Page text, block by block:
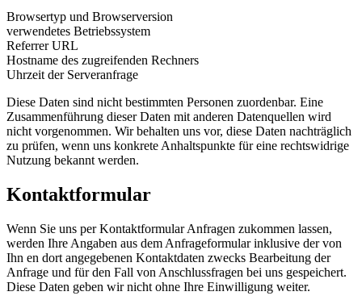
Browsertyp und Browserversion
verwendetes Betriebssystem
Referrer URL
Hostname des zugreifenden Rechners
Uhrzeit der Serveranfrage
Diese Daten sind nicht bestimmten Personen zuordenbar. Eine
Zusammenführung dieser Daten mit anderen Datenquellen wird
nicht vorgenommen. Wir behalten uns vor, diese Daten nachträglich
zu prüfen, wenn uns konkrete Anhaltspunkte für eine rechtswidrige
Nutzung bekannt werden.
Kontaktformular
Wenn Sie uns per Kontaktformular Anfragen zukommen lassen,
werden Ihre Angaben aus dem Anfrageformular inklusive der von
Ihn en dort angegebenen Kontaktdaten zwecks Bearbeitung der
Anfrage und für den Fall von Anschlussfragen bei uns gespeichert.
Diese Daten geben wir nicht ohne Ihre Einwilligung weiter.